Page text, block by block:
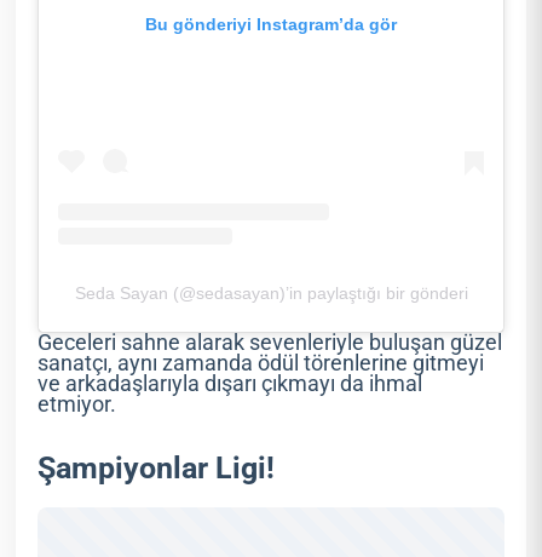
Bu gönderiyi Instagram’da gör
Seda Sayan (@sedasayan)’in paylaştığı bir gönderi
Geceleri sahne alarak sevenleriyle buluşan güzel
sanatçı, aynı zamanda ödül törenlerine gitmeyi
ve arkadaşlarıyla dışarı çıkmayı da ihmal
etmiyor.
Şampiyonlar Ligi!